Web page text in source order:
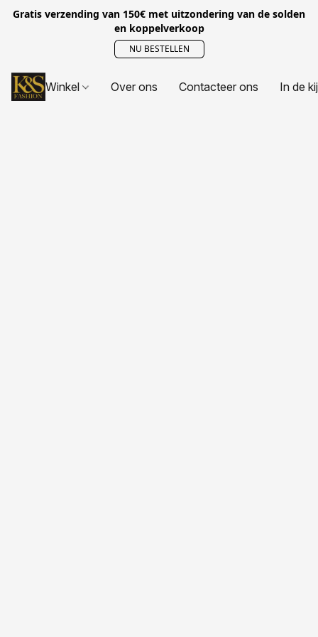
Gratis verzending van 150€ met uitzondering van de solden
en koppelverkoop
NU BESTELLEN
Winkel Over ons Contacteer ons In de